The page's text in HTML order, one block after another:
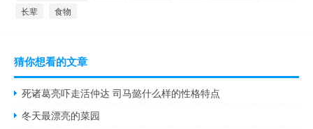
长辈 食物
猜你想看的文章
死诸葛亮吓走活仲达 司马懿什么样的性格特点
冬天最漂亮的菜园